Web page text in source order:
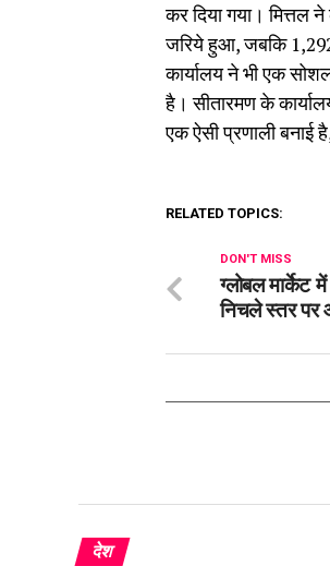
कर दिया गया। मित्तल
जरिये हुआ, जबकि 1,292
कार्यालय ने भी एक
है। सीतारमण के
एक ऐसी प्रणाली बनाई
RELATED TOPICS:
DON'T MISS
ग्लोबल मार्केट
निचले स्तर
देश